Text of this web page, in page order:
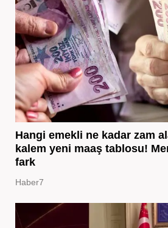
Hangi emekli ne kadar zam
kalem yeni maaş tablosu!
fark
Haber7